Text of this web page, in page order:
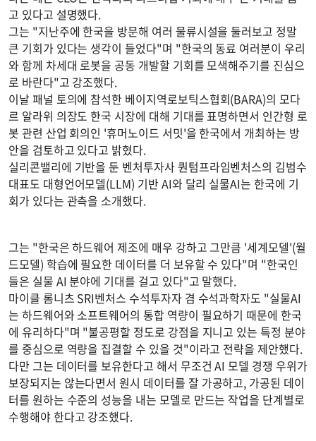
고 있다고 설명했다.
그는 "지난주에 한국을 방문해 여러 물류시설을 둘러보고 정말
큰 기회가 있다는 생각이 들었다"며 "한국의 동료 여러분이 우리
와 함께 차세대 로봇을 공동 개발할 기회를 모색해주기를 진심으
로 바란다"고 강조했다.
이날 패널 토의에 참석한 베이지역로보틱스협회(BARA)의 모다
르 알라위 의장도 한국 시장에 대해 기대를 표명하면서 인간형 로
봇 관련 산업 회의인 '휴머노이드 서밋'을 한국에서 개최하는 방
안을 검토하고 있다고 밝혔다.
실리콘밸리에 기반을 둔 벤처투자사 퀀텀프라임벤처스의 김범수
대표도 대형언어모델(LLM) 기반 AI와 달리 실물AI는 한국에 기
회가 있다는 관측을 소개했다.
그는 "한국은 하드웨어 제조에 매우 강하고 그만큼 '세계모델'(월
드모델) 학습에 필요한 데이터를 더 보유할 수 있다"며 "한국인
들은 실물 AI 분야에 기대를 걸고 있다"고 말했다.
마이클 롬니츠 SRI벤처스 수석투자자 겸 수석과학자도 "실물AI
는 하드웨어와 소프트웨어의 통합 역량이 필요하기 때문에 한국
에 유리하다"며 "불공평할 정도로 강점을 지니고 있는 특정 분야
를 중심으로 역량을 집결할 수 있을 것"이라고 전략을 제안했다.
다만 그는 데이터를 보유한다고 해서 무조건 AI 모델 경쟁 우위가
보장되지는 않는다면서 원시 데이터를 잘 가공하고, 가공된 데이
터를 원하는 수준의 성능을 내는 모델로 만드는 작업을 단계별로
수행해야 한다고 강조했다.